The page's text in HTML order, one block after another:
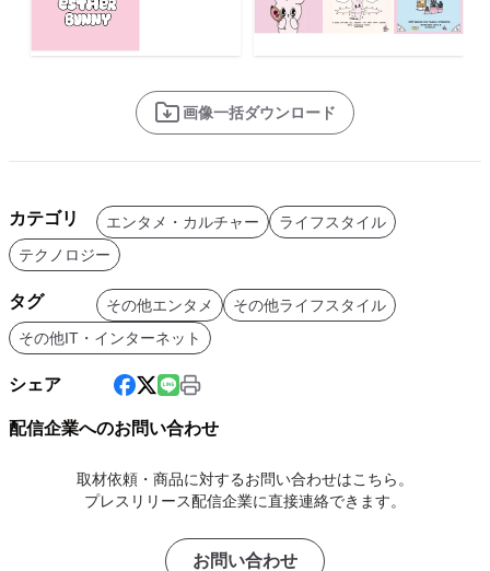
画像一括ダウンロード
カテゴリ エンタメ・カルチャー
ライフスタイル
テクノロジー
タグ その他エンタメ
その他ライフスタイル
その他IT・インターネット
シェア
配信企業へのお問い合わせ
取材依頼・商品に対するお問い合わせはこちら。
プレスリリース配信企業に直接連絡できます。
お問い合わせ